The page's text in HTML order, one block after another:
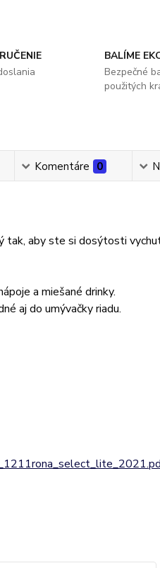
BALÍME
Bezpečné
použitých
Komentáre 0
tak, aby ste si dosýtosti
a miešané drinky.
aj do umývačky riadu.